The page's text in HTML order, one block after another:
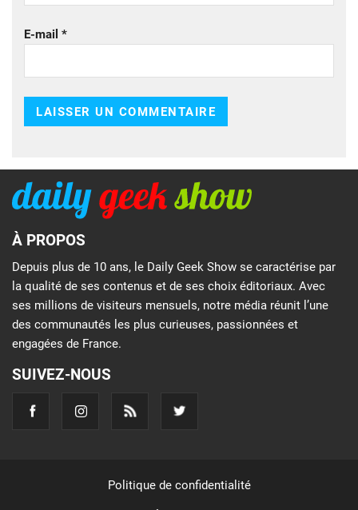
E-mail *
À PROPOS
Depuis plus de 10 ans, le Daily Geek Show se caractérise par
la qualité de ses contenus et de ses choix éditoriaux. Avec
ses millions de visiteurs mensuels, notre média réunit l’une
des communautés les plus curieuses, passionnées et
engagées de France.
SUIVEZ-NOUS
Politique de confidentialité